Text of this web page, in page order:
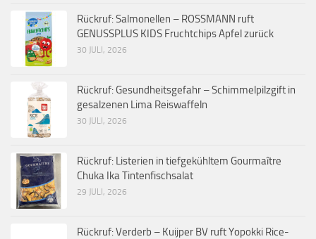
Rückruf: Salmonellen – ROSSMANN ruft
GENUSSPLUS KIDS Fruchtchips Apfel zurück
30 JULI, 2026
Rückruf: Gesundheitsgefahr – Schimmelpilzgift in
gesalzenen Lima Reiswaffeln
30 JULI, 2026
Rückruf: Listerien in tiefgekühltem Gourmaître
Chuka Ika Tintenfischsalat
29 JULI, 2026
Rückruf: Verderb – Kuijper BV ruft Yopokki Rice-